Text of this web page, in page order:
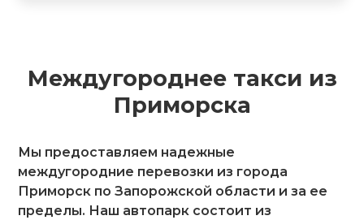
Междугороднее такси из
Приморска
Мы предоставляем надежные
междугородние перевозки из города
Приморск по Запорожской области и за ее
пределы. Наш автопарк состоит из